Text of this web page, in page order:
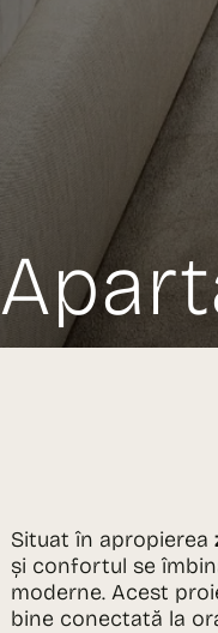
Situat în apropierea
și confortul se
moderne. Acest
bine conectată la